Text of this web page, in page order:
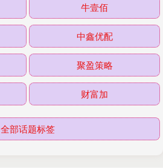
牛壹佰
中鑫优配
聚盈策略
财富加
全部话题标签